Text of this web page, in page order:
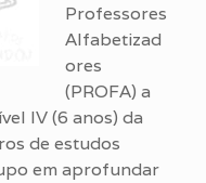
Professores
Alfabetizad
ores
(PROFA) a
IV (6 anos) da
de estudos
em aprofundar